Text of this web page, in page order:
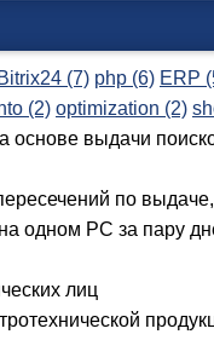
Bitrix24 (7) php (6) ERP
(2) optimization (2)
основе выдачи
по
одном PC за пару
лиц